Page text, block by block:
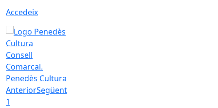
Accedeix
Consell
Comarcal.
Penedès Cultura
AnteriorSegüent
1